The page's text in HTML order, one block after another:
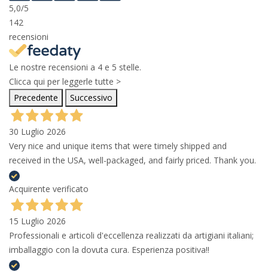
5,0/5
142
recensioni
Le nostre recensioni a 4 e 5 stelle.
Clicca qui per leggerle tutte >
Precedente
Successivo
30 Luglio 2026
Very nice and unique items that were timely shipped and
received in the USA, well-packaged, and fairly priced. Thank you.
Acquirente verificato
15 Luglio 2026
Professionali e articoli d'eccellenza realizzati da artigiani italiani;
imballaggio con la dovuta cura. Esperienza positiva!!